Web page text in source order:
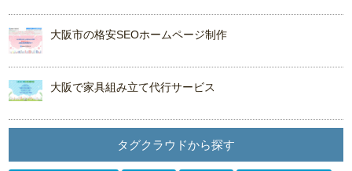
大阪市の格安SEOホームページ制作
大阪で家具組み立て代行サービス
タグクラウドから探す